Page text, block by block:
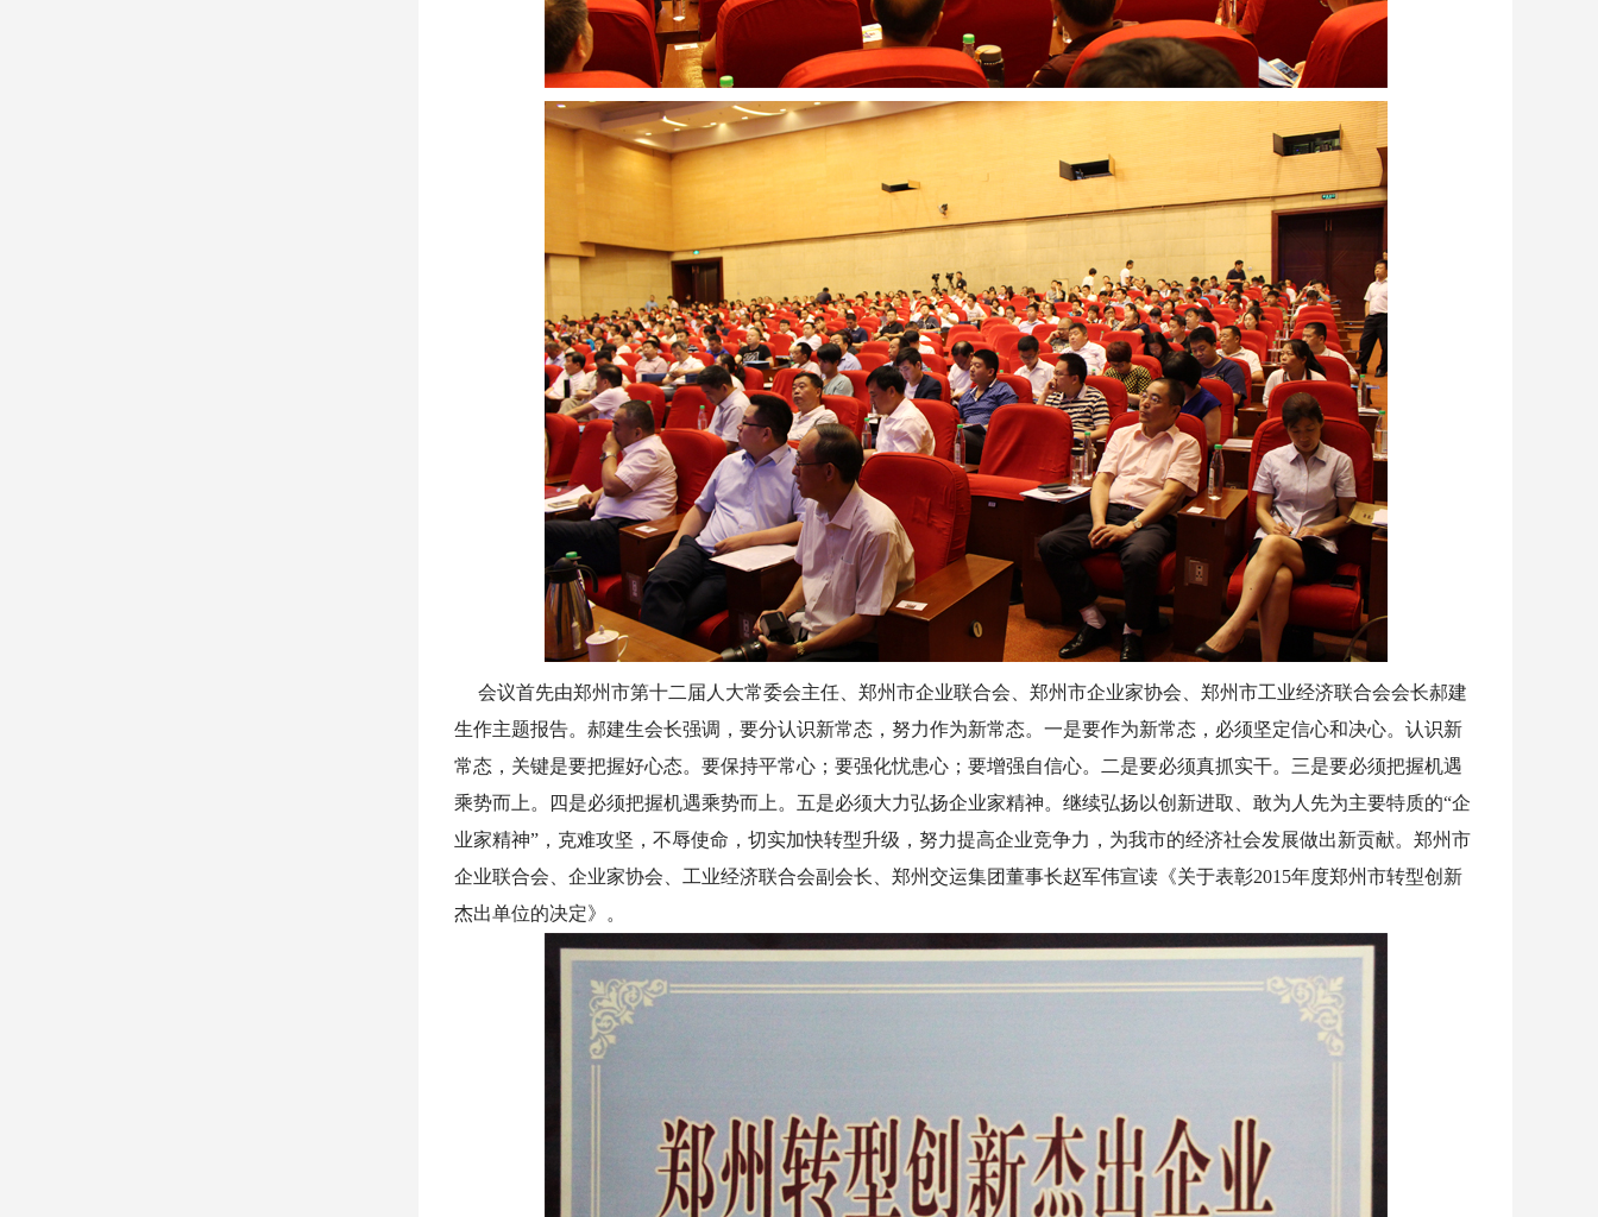
会议首先由郑州市第十二届人大常委会主任、郑州市企业联合会、郑州市企业家协会、郑州市工业经济联合会会长郝建
生作主题报告。郝建生会长强调，要分认识新常态，努力作为新常态。一是要作为新常态， 必须坚定信心和决心。认识新
常态，关键是要把握好心态。要保持平常心；要强化忧患心；要增强自信心。二是要必须真抓实干。三是要必须把握机遇
乘势而上。四是必须把握机遇乘势而上。五是必须大力弘扬企业家精神。继续弘扬以创新进取、敢为人先为主要特质的“企
业家精神”，克难攻坚，不辱使命，切实加快转型升级，努力提高企业竞争力，为我市的经济社会发展做出新贡献。郑州市
企业联合会、企业家协会、工业经济联合会副会长、郑州交运集团董事长赵军伟宣读《关于表彰2015年度郑州市转型创新
杰出单位的决定》。